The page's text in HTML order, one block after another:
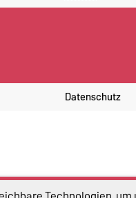
Datenschutz